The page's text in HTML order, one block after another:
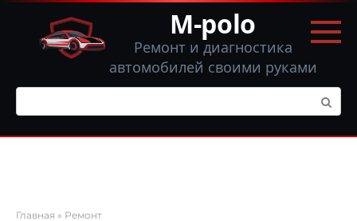
Перейти
контенту
M-polo
Ремонт и диагностика
автомобилей своими руками
Поиск:
Главная » Ремонт